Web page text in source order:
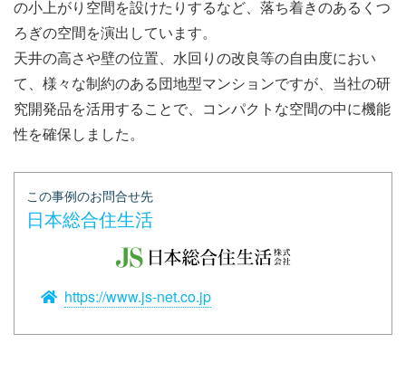
の小上がり空間を設けたりするなど、落ち着きのあるくつ
ろぎの空間を演出しています。
天井の高さや壁の位置、水回りの改良等の自由度におい
て、様々な制約のある団地型マンションですが、当社の研
究開発品を活用することで、コンパクトな空間の中に機能
性を確保しました。
この事例のお問合せ先
日本総合住生活
https://www.js-net.co.jp